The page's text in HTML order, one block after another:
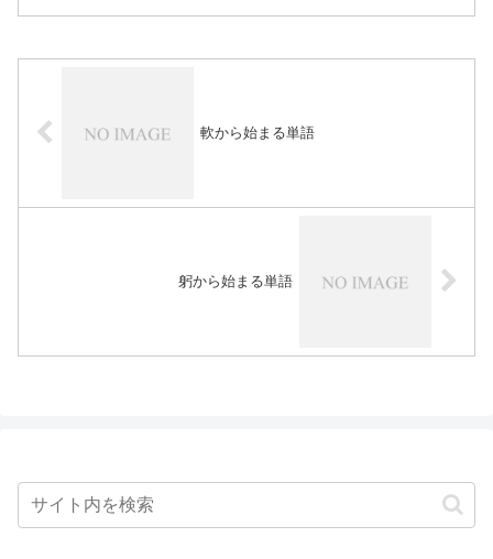
軟から始まる単語
躬から始まる単語